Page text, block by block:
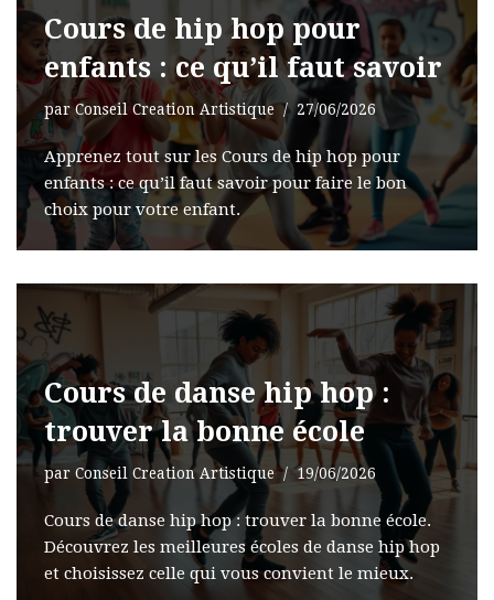
Cours de hip hop pour
enfants : ce qu’il faut savoir
parConseil Creation Artistique 27/06/2026
Apprenez tout sur les Cours de hip hop pour
enfants : ce qu’il faut savoir pour faire le bon
choix pour votre enfant.
Cours de danse hip hop :
trouver la bonne école
par Conseil Creation Artistique 19/06/2026
Cours de danse hip hop : trouver la bonne école.
Découvrez les meilleures écoles de danse hip hop
et choisissez celle qui vous convient le mieux.